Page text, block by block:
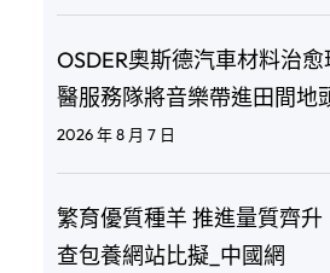
OSDER奧斯德汽車材料治
醫服務隊將音樂帶進田間地
2026 年 8 月 7 日
繁育優質種羊 推進量質齊升
查包養網站比擬_中國網